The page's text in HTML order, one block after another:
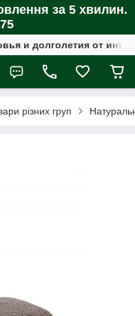
за 5 хвилин.
и долголетия от
різних груп